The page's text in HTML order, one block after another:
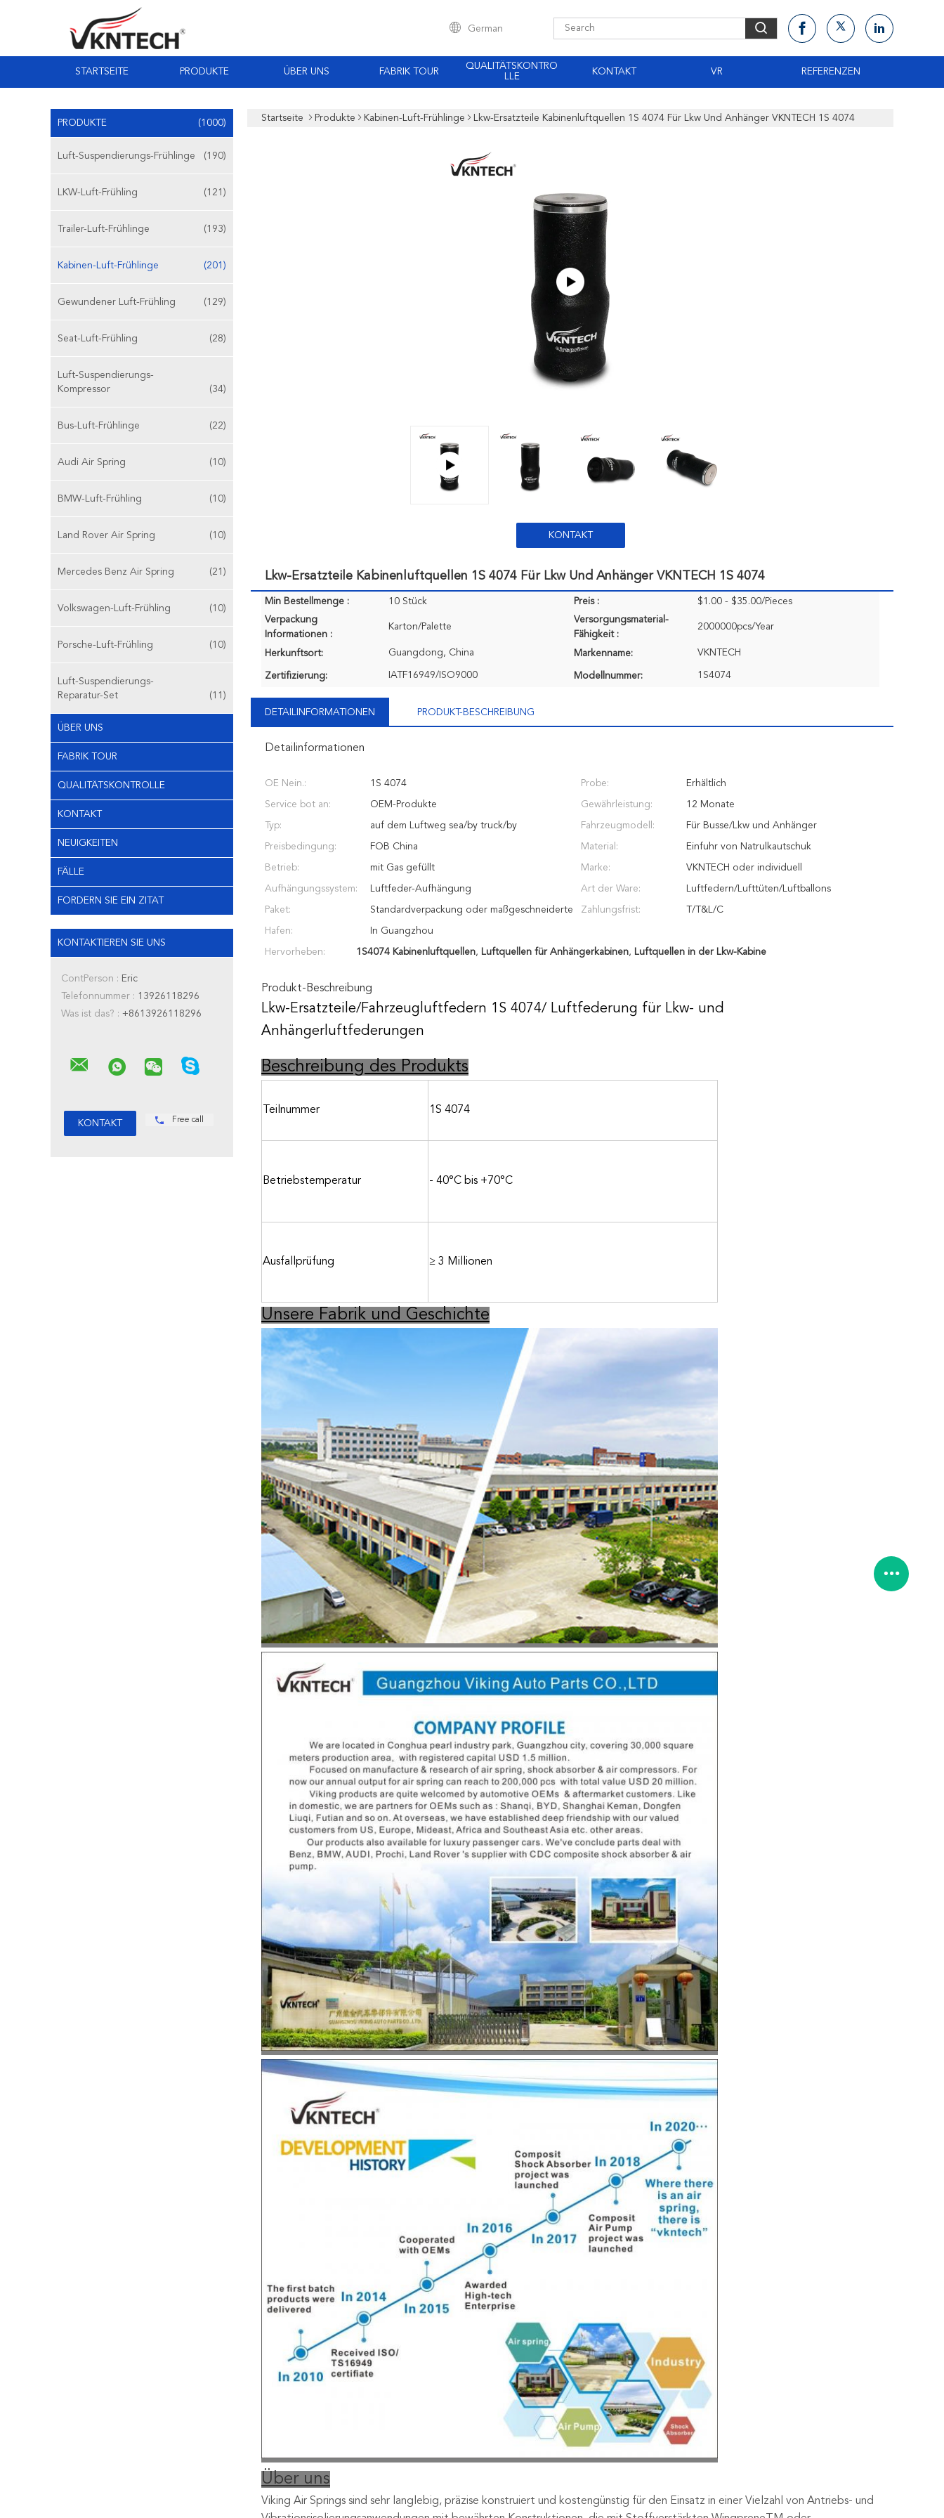
German
STARTSEITE PRODUKTE ÜBER UNS FABRIK TOUR
QUALITÄTSKONTRO
LLE
KONTAKT VR REFERENZEN
PRODUKTE (1000)
Luft-Suspendierungs-Frühlinge (190)
LKW-Luft-Frühling (121)
Trailer-Luft-Frühlinge (193)
Kabinen-Luft-Frühlinge (201)
Gewundener Luft-Frühling (129)
Seat-Luft-Frühling (28)
Luft-Suspendierungs-
Kompressor
(34)
Bus-Luft-Frühlinge (22)
Audi Air Spring (10)
BMW-Luft-Frühling (10)
Land Rover Air Spring (10)
Mercedes Benz Air Spring (21)
Volkswagen-Luft-Frühling (10)
Porsche-Luft-Frühling (10)
Luft-Suspendierungs-
Reparatur-Set
(11)
ÜBER UNS
FABRIK TOUR
QUALITÄTSKONTROLLE
KONTAKT
NEUIGKEITEN
FÄLLE
FORDERN SIE EIN ZITAT
KONTAKTIEREN SIE UNS
ContPerson : Eric
Telefonnummer : 13926118296
Was ist das? : +8613926118296
Free call
Startseite Produkte Kabinen-Luft-Frühlinge Lkw-Ersatzteile Kabinenluftquellen 1S 4074 Für Lkw Und Anhänger VKNTECH 1S 4074
KONTAKT
Lkw-Ersatzteile Kabinenluftquellen 1S 4074 Für Lkw Und Anhänger VKNTECH 1S 4074
Min Bestellmenge : 10 Stück Preis :
$1.00 - $35.00/Pieces
Verpackung
Informationen :
Karton/Palette
Versorgungsmaterial-
Fähigkeit :
2000000pcs/Year
Herkunftsort: Guangdong, China Markenname: VKNTECH
Zertifizierung: IATF16949/ISO9000 Modellnummer: 1S4074
DETAILINFORMATIONEN PRODUKT-BESCHREIBUNG
Detailinformationen
OE Nein.: 1S 4074 Probe: Erhältlich
Service bot an: OEM-Produkte Gewährleistung: 12 Monate
Typ: auf dem Luftweg sea/by truck/by Fahrzeugmodell: Für Busse/Lkw und Anhänger
Preisbedingung: FOB China Material: Einfuhr von Natrulkautschuk
Betrieb: mit Gas gefüllt Marke: VKNTECH oder individuell
Aufhängungssystem: Luftfeder-Aufhängung Art der Ware: Luftfedern/Lufttüten/Luftballons
Paket: Standardverpackung oder maßgeschneiderte Zahlungsfrist: T/T&L/C
Hafen: In Guangzhou
Hervorheben: 1S4074 Kabinenluftquellen, Luftquellen für Anhängerkabinen, Luftquellen in der Lkw-Kabine
Produkt-Beschreibung
Lkw-Ersatzteile/Fahrzeugluftfedern 1S 4074/ Luftfederung für Lkw- und
Anhängerluftfederungen
Beschreibung des Produkts
Teilnummer 1S 4074
Betriebstemperatur - 40°C bis +70°C
Ausfallprüfung ≥ 3 Millionen
Unsere Fabrik und Geschichte
Über uns
Viking Air Springs sind sehr langlebig, präzise konstruiert und kostengünstig für den Einsatz in einer Vielzahl von Antriebs- und